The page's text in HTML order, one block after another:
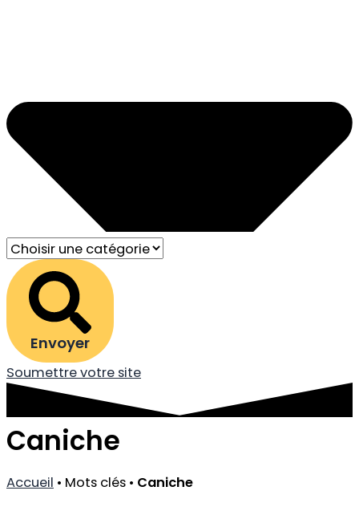
Envoyer
Soumettre votre site
Caniche
Accueil • Mots clés • Caniche